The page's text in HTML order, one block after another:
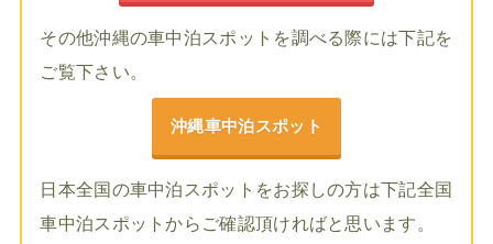
その他沖縄の車中泊スポットを調べる際には下記を
ご覧下さい。
沖縄車中泊スポット
日本全国の車中泊スポットをお探しの方は下記全国
車中泊スポットからご確認頂ければと思います。